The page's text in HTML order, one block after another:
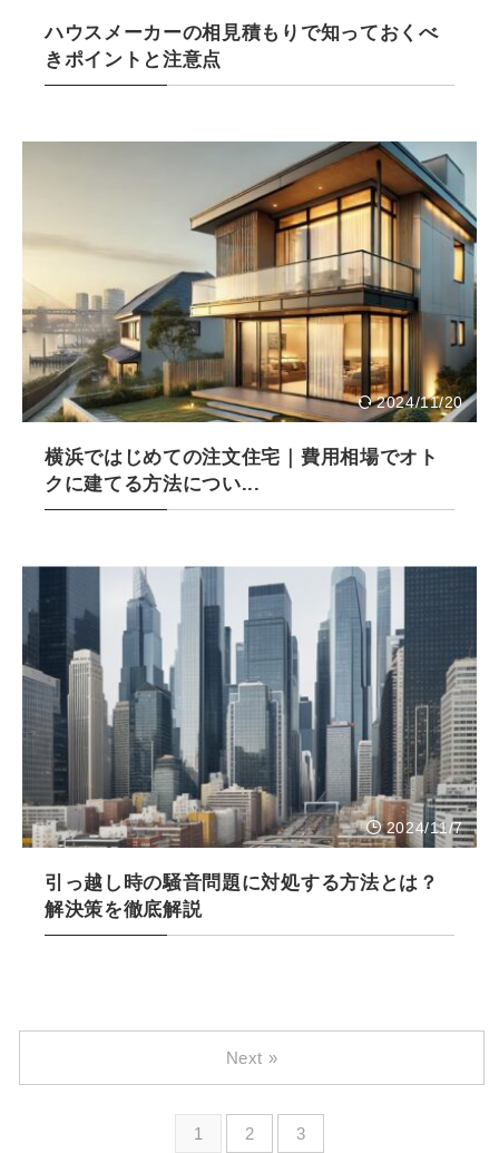
ハウスメーカーの相見積もりで知っておくべ
きポイントと注意点
2024/11/20
横浜ではじめての注文住宅｜費用相場でオト
クに建てる方法につい...
2024/11/7
引っ越し時の騒音問題に対処する方法とは？
解決策を徹底解説
1 2 3
Next »